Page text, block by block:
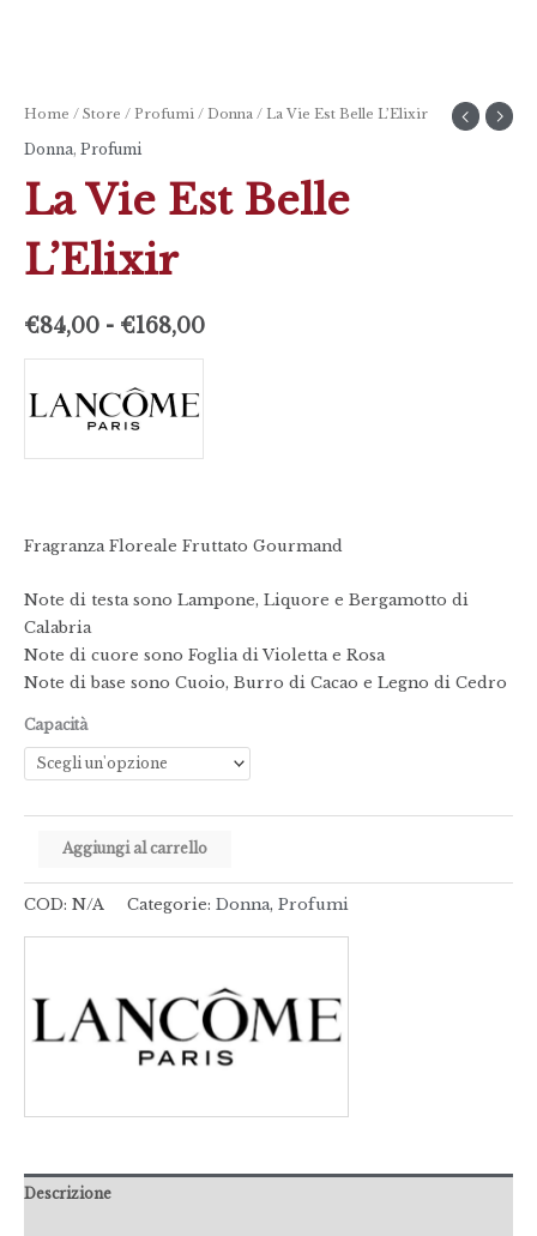
Home / Store / Profumi / Donna / La Vie Est Belle L’Elixir
Donna, Profumi
La Vie Est Belle
L’Elixir
€84,00 - €168,00
Fragranza Floreale Fruttato Gourmand
Note di testa sono Lampone, Liquore e Bergamotto di
Calabria
Note di cuore sono Foglia di Violetta e Rosa
Note di base sono Cuoio, Burro di Cacao e Legno di Cedro
Capacità
Aggiungi al carrello
COD: N/A Categorie: Donna, Profumi
Descrizione